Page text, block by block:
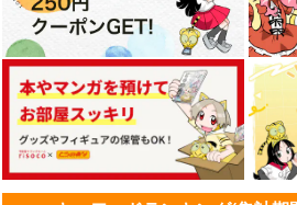
タイムカプセル
かもねぎ鍋
1,290円（税込）
有栖川帝統×夢野幻太郎
鏡とアリス
【me/me】
1,572円 （税込）
有栖川帝統×夢野幻
サンプル
カート
サンプル
カート